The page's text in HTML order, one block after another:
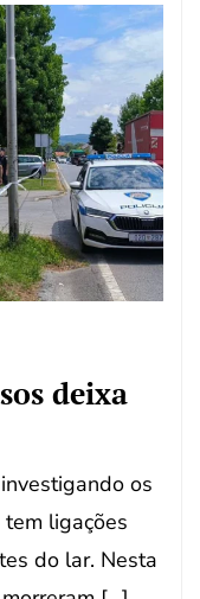
deixa
os
ligações
do lar. Nesta